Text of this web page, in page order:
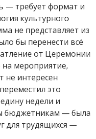
— требует формат и
культурного
не представляет из
бы перенести всё
от Церемонии
мероприятие,
не интересен
это
недели и
бюджетникам — была
для трудящихся —